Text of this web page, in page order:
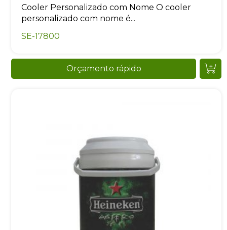
Cooler Personalizado com Nome O cooler
personalizado com nome é...
SE-17800
Orçamento rápido